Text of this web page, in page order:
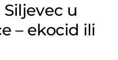
u
– ekocid ili